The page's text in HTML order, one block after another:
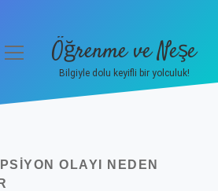
menüyüÖğrenme ve Neşe
Bilgiyle dolu keyifli bir yolculuk!
OLAYI NEDEN